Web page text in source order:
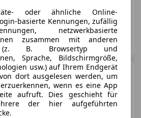
Volkswagen Crafter 35
oder ähnliche Online-
basierte Kennungen, zufällig
netzwerkbasierte
zusammen mit anderen
(z. B. Browsertyp und
Sprache, Bildschirmgröße,
usw.) auf Ihrem Endgerät
dort ausgelesen werden, um
wenn es eine App
aufruft. Dies geschieht für
der hier aufgeführten